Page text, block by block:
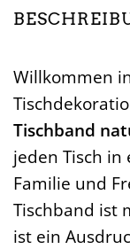
Willkommen
Tischband
jeden Tisch
Familie und
Tischband ist
ist ein